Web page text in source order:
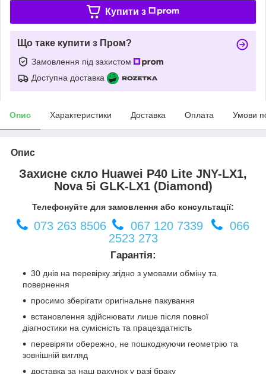
Купити з
Що таке купити з Пром?
Замовлення під захистом
Доступна доставка
Опис Характеристики Доставка Оплата Умови
Опис
Захисне скло Huawei P40 Lite JNY-LX1,
Nova 5i GLK-LX1 (Diamond)
Телефонуйте для замовлення або консультації:
073 263 8506 067 120 7339
066
2523 273
Гарантія:
30 днів на перевірку згідно з умовами обміну та
повернення
просимо зберігати оригінальне пакування
встановлення здійснювати лише після повної
діагностики на сумісність та працездатність
перевіряти обережно, не пошкоджуючи геометрію та
зовнішній вигляд
доставка за наш рахунок у разі браку